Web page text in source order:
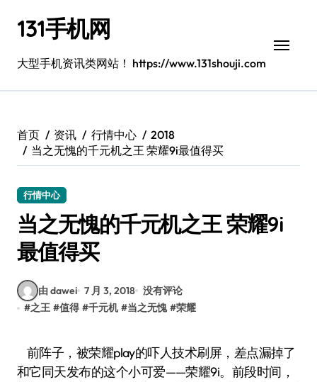
131手机网
大型手机资讯类网站！ https://www.131shouji.com
首页 资讯 行情中心
2018
当之无愧的千元机之王 荣耀9i最值得买
行情中心
当之无愧的千元机之王 荣耀9i
最值得买
由 dawei 7 月 3, 2018 没有评论
#之王 #值得 #千元机 #当之无愧 #荣耀
前阵子，被荣耀play的吓人技术刷屏，差点漏掉了
和它同天发布的这个小可爱——荣耀9i。前段时间，